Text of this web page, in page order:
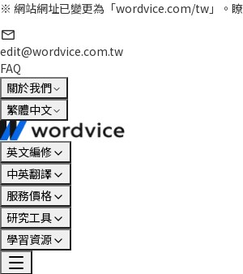
※ 網站網址已變更為「wordvice.com/tw」。
edit@wordvice.com.tw
FAQ
關於我們
繁體中文
英文編修
中英翻譯
服務價格
研究工具
學習資源